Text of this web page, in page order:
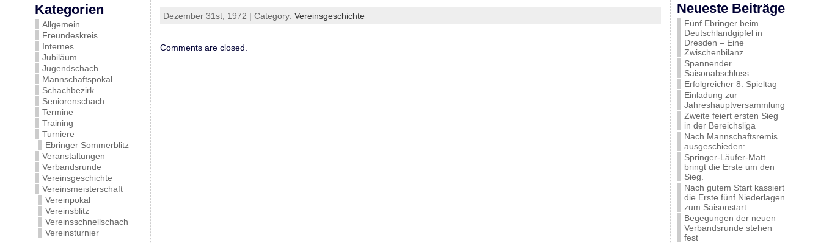
Kategorien
Allgemein
Freundeskreis
Internes
Jubiläum
Jugendschach
Mannschaftspokal
Schachbezirk
Seniorenschach
Termine
Training
Turniere
Ebringer Sommerblitz
Veranstaltungen
Verbandsrunde
Vereinsgeschichte
Vereinsmeisterschaft
Vereinpokal
Vereinsblitz
Vereinsschnellschach
Vereinsturnier
Dezember 31st, 1972 | Category: Vereinsgeschichte
Comments are closed.
Neueste Beiträge
Fünf Ebringer beim
Deutschlandgipfel in
Dresden – Eine
Zwischenbilanz
Spannender
Saisonabschluss
Erfolgreicher 8. Spieltag
Einladung zur
Jahreshauptversammlung
Zweite feiert ersten Sieg
in der Bereichsliga
Nach Mannschaftsremis
ausgeschieden:
Springer-Läufer-Matt
bringt die Erste um den
Sieg.
Nach gutem Start kassiert
die Erste fünf Niederlagen
zum Saisonstart.
Begegungen der neuen
Verbandsrunde stehen
fest